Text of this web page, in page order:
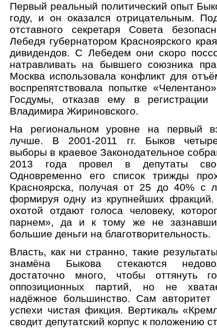
Первый реальный политический опыт
году, и он оказался отрицательным.
отставного секретаря Совета
Лебедя губернатором Красноярского
дивидендов. С Лебедем они скоро
натравливать на бывшего союзника
Москва использовала конфликт для
воспрепятствовала попытке
Госдумы, отказав ему в
Владимира Жириновского.
На региональном уровне на первый
лучше. В 2001-2011 гг. Быков
выборы в краевое Законодательное
2013 года провел в депутаты
Одновременно его список трижды
Красноярска, получая от 25 до 40% с
формируя одну из крупнейших
охотой отдают голоса человеку,
парнем», да и к тому же не
большие деньги на благотворительность.
Власть, как ни странно, такие
знамёна Быкова стекаются
достаточно много, чтобы оттянуть
оппозиционных партий, но не
надёжное большинство. Сам авторитет
успехи чистая фикция. Вертикаль
сводит депутатский корпус к положению